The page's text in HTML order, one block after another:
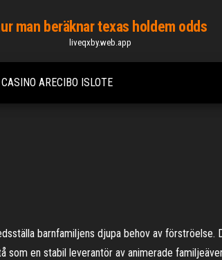
man beräknar texas holdem odds
liveqxby.web.app
ARECIBO ISLOTE
barnfamiljens djupa behov av
en stabil leverantör av animerade